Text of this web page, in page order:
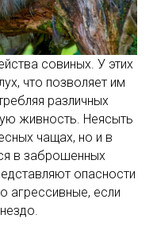
совиных. У этих
что позволяет им
различных
живность. Неясыть
чащах, но и в
в заброшенных
опасности
агрессивные, если